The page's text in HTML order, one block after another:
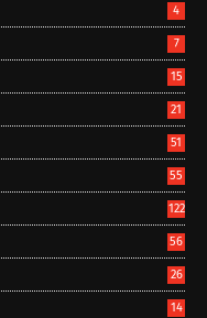
4
7
15
21
51
55
122
56
26
14